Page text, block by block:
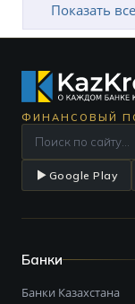
Показать все
ФИНАНСОВЫЙ
Google Play
Банки
Банки Казахстана